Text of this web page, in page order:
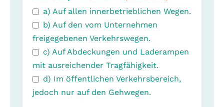
a) Auf allen innerbetrieblichen Wegen.
b) Auf den vom Unternehmen
freigegebenen Verkehrswegen.
c) Auf Abdeckungen und Laderampen
mit ausreichender Tragfähigkeit.
d) Im öffentlichen Verkehrsbereich,
jedoch nur auf den Gehwegen.